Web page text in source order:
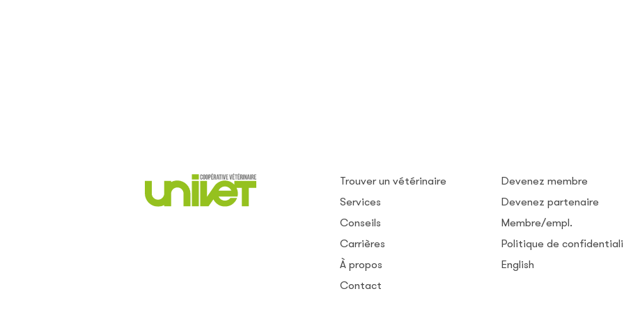
Trouver un vétérinaire
Services
Conseils
Carrières
À propos
Contact
Devenez membre
Devenez partenaire
Membre/empl.
Politique de
English